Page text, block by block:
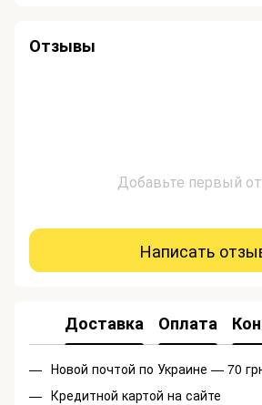
Отзывы
Добавьте первый
Написать
Доставка Оплата
Новой почтой по Украине — 70
Кредитной картой на сайте